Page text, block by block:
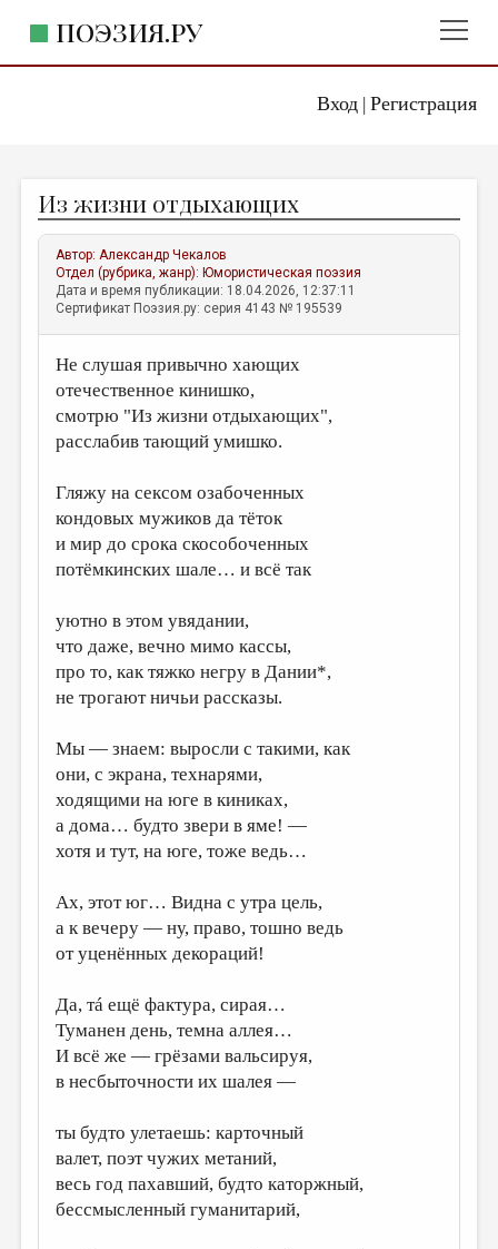
Вход| Регистрация
ПОЭЗИЯ.РУ
ЖАНРЫ
АВТОРЫ
КОММЕНТАРИИ
ЛИТСАЛОН
НОВОСТИ
ПРАВИЛА САЙТА
ИЗБРАННОЕ
ДАЙДЖЕСТ
ПРОИЗВЕДЕНИЯ
КОНКУРСЫ
ДЕТСКАЯ КОМНАТА
ОБЗОР ЛИТЕРАТУРЫ
СТРАНИЦЫ ПАМЯТИ
ОБЪЯВЛЕНИЯ
РЕДКОЛЛЕГИЯ
ОТ РЕДАКЦИИ
МАЛАЯ ПРОЗА
ЭССЕИСТИКА
ЛИТЕРАТУРОВЕДЕНИЕ
КУЛЬТУРОВЕДЕНИЕ
ПУБЛИЦИСТИКА
РЕЦЕНЗИРОВАНИЕ
Из жизни отдыхающих
Автор:Александр Чекалов
Отдел (рубрика, жанр): Юмористическая поэзия
Дата и время публикации: 18.04.2026, 12:37:11
Сертификат Поэзия.ру: серия 4143 № 195539
Не слушая привычно хающих
отечественное кинишко,
смотрю "Из жизни отдыхающих",
расслабив тающий умишко.
Гляжу на сексом озабоченных
кондовых мужиков да тёток
и мир до срока скособоченных
потёмкинских шале… и всё так
уютно в этом увядании,
что даже, вечно мимо кассы,
про то, как тяжко негру в Дании*,
не трогают ничьи рассказы.
Мы — знаем: выросли с такими, как
они, с экрана, технарями,
ходящими на юге в киниках,
а дома… будто звери в яме! —
хотя и тут, на юге, тоже ведь…
Ах, этот юг… Видна с утра цель,
а к вечеру — ну, право, тошно ведь
от уценённых декораций!
Да, тá ещё фактура, сирая…
Туманен день, темна аллея…
И всё же — грёзами вальсируя,
в несбыточности их шалея —
ты будто улетаешь: карточный
валет, поэт чужих метаний,
весь год пахавший, будто каторжный,
бессмысленный гуманитарий,